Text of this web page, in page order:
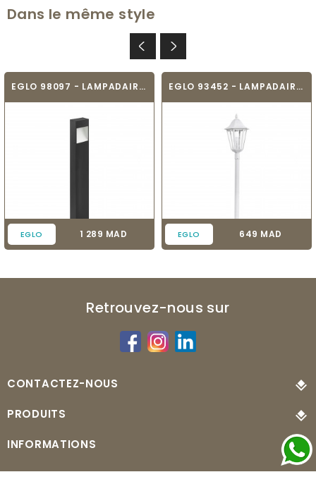
Dans le même style
EGLO 98097 - LAMPADAIRE - MANFRIA
EGLO Prix
1 289 MAD
EGLO 93452 - LAMPADAIRE - NAVEDO
EGLO Prix
649 MAD
Retrouvez-nous sur
CONTACTEZ-NOUS
PRODUITS
INFORMATIONS